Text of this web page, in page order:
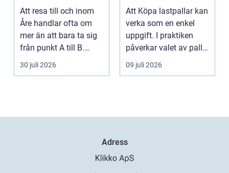
Att resa till och inom
Åre handlar ofta om
mer än att bara ta sig
från punkt A till B.
Vädret skifta...
30 juli 2026
och hållbara val
Att Köpa lastpallar kan
verka som en enkel
uppgift. I praktiken
påverkar valet av pall
09 juli 2026
Adress